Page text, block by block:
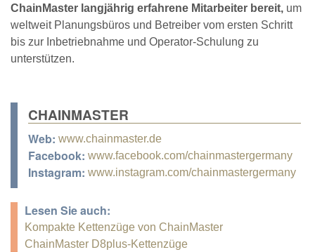
ChainMaster langjährig erfahrene Mitarbeiter bereit, um
weltweit Planungsbüros und Betreiber vom ersten Schritt
bis zur Inbetriebnahme und Operator-Schulung zu
unterstützen.
CHAINMASTER
Web: www.chainmaster.de
Facebook: www.facebook.com/chainmastergermany
Instagram: www.instagram.com/chainmastergermany
Lesen Sie auch:
Kompakte Kettenzüge von ChainMaster
ChainMaster D8plus-Kettenzüge